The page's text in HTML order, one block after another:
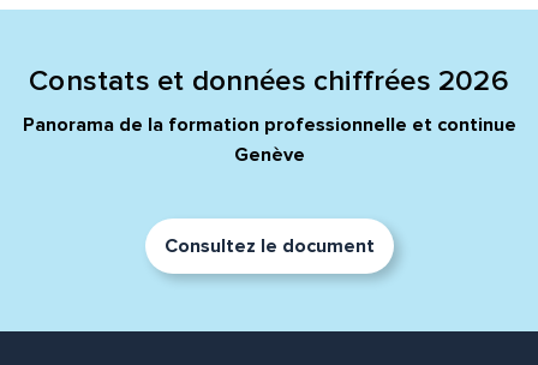
Constats et données chiffrées 2026
Panorama de la formation professionnelle et continue
Genève
Consultez le document
Adresse e-mail*
Commentaire*